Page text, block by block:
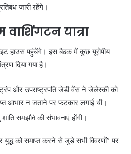
जारी रहेंगे।
यात्रा
हाउस पहुंचेंगे। इस बैठक में कुछ यूरोपीय
दिया गया है।
ट्रंप और उपराष्ट्रपति जेडी वेंस ने जेलेंस्की को
आभार न जताने पर फटकार लगाई थी।
शांति समझौते की संभावनाएं होंगी।
को समाप्त करने से जुड़े सभी विवरणों” पर